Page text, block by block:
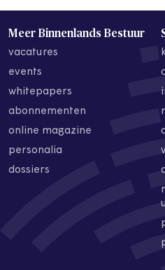
Meer Binnenlands Bestuur
vacatures
events
whitepapers
abonnementen
online magazine
personalia
dossiers